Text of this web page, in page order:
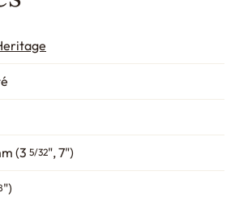
(3 5/32", 7")
")